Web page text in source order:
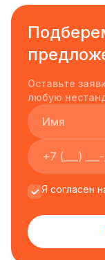
Оставьте
любую
Я согласен